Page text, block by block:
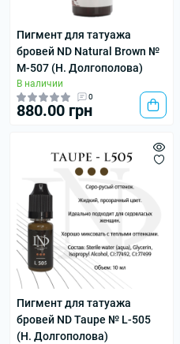
Пигмент для татуажа
бровей ND Natural Brown №
M-507 (Н. Долгополова)
В наличии
0
880.00 грн
Пигмент для татуажа
бровей ND Taupe № L-505
(Н. Долгополова)